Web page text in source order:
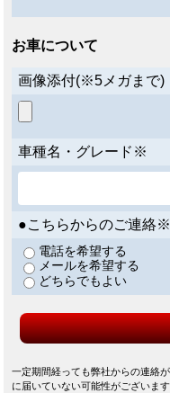
お車について
画像添付(※5メガまで)
車種名・グレード※
●こちらからのご連絡※
電話を希望する
メールを希望する
どちらでもよい
一定期間経っても弊社からの連絡
に届いていない可能性がございます